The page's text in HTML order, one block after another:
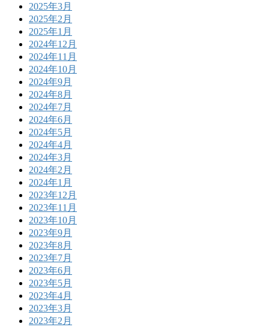
2025年3月
2025年2月
2025年1月
2024年12月
2024年11月
2024年10月
2024年9月
2024年8月
2024年7月
2024年6月
2024年5月
2024年4月
2024年3月
2024年2月
2024年1月
2023年12月
2023年11月
2023年10月
2023年9月
2023年8月
2023年7月
2023年6月
2023年5月
2023年4月
2023年3月
2023年2月